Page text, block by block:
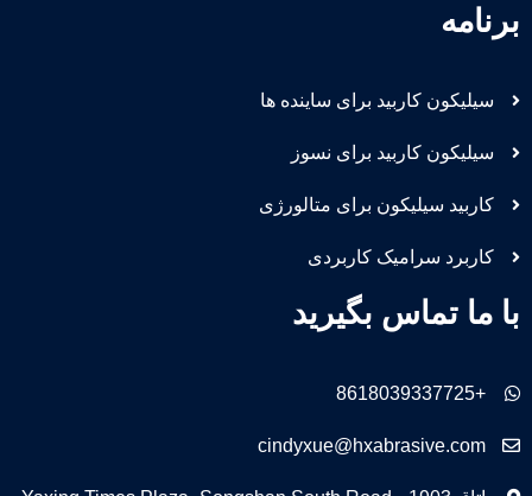
برنامه
سیلیکون کاربید برای ساینده ها
سیلیکون کاربید برای نسوز
کاربید سیلیکون برای متالورژی
کاربرد سرامیک کاربردی
با ما تماس بگیرید
+8618039337725
cindyxue@hxabrasive.com